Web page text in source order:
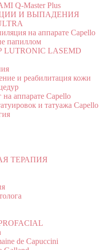
Q-Master Plus
И ВЫПАДЕНИЯ
на аппарате Capello
папиллом
LASEMD
и реабилитация кожи
аппарате Capello
и татуажа Capello
ТЕРАПИЯ
de Capuccini